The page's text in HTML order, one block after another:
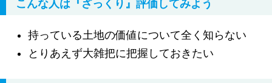
こんな人は『ざっくり』評価してみよう
持っている土地の価値について全く知らない
とりあえず大雑把に把握しておきたい